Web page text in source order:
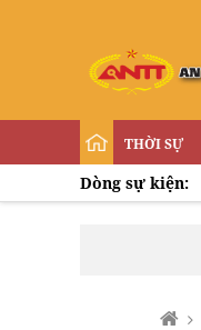
THỜI SỰ
Dòng sự kiện: